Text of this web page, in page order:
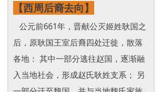
【西周后裔去向】
公元前661年，晋献公灭姬姓耿国之
后，原耿国王室后裔四处迁徙，散落
各地： 其中一部分逃往赵国，逐渐融
入当地社会，形成赵氏耿姓支系； 另